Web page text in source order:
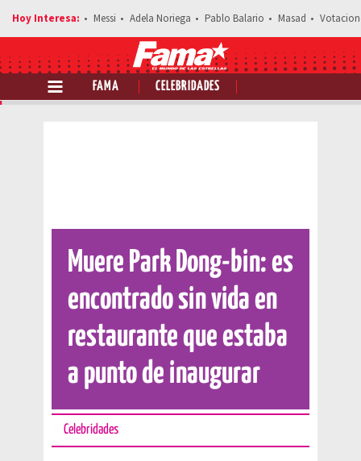
Messi Adela Noriega Pablo Balario Masad
FAMA CELEBRIDADES
Comparte esta noticia
Muere Park Dong-bin: es
encontrado sin vida en
restaurante que estaba
a punto de inaugurar
Celebridades